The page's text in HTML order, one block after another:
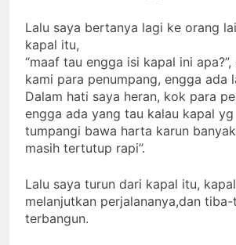
Lalu saya bertanya lagi ke orang
kapal itu,
“maaf tau engga isi kapal ini apa?”,
kami para penumpang, engga ada
Dalam hati saya heran, kok para
engga ada yang tau kalau kapal yg
tumpangi bawa harta karun
masih tertutup rapi”.
Lalu saya turun dari kapal itu,
melanjutkan perjalananya,dan
terbangun.